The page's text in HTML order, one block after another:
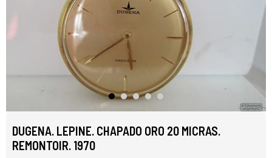
DUGENA. LEPINE. CHAPADO ORO 20 MICRAS.
REMONTOIR. 1970